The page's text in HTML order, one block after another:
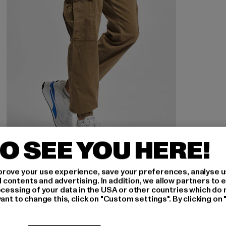
Premium
29,99 EUR
Derzeitiger Preis: 29,99 EUR
49,99 EUR Aktionspreis: 49,99 EUR
SEE YOU HERE!
your use experience, save your preferences, analyse
and advertising. In addition, we allow partners to
of your data in the USA or other countries which do
to change this, click on "Custom settings". By clicking